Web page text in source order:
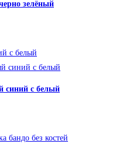
зелёный
синий с белый